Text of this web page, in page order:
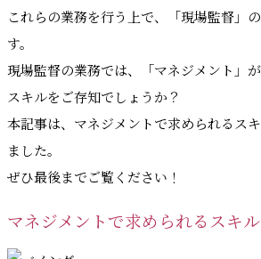
これらの業務を行う上で、「現場監督」
す。
現場監督の業務では、「マネジメント」
スキルをご存知でしょうか？
本記事は、マネジメントで求められるス
ました。
ぜひ最後までご覧ください！
マネジメントで求められるスキル